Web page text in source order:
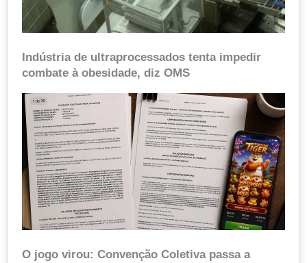
Indústria de ultraprocessados tenta impedir
combate à obesidade, diz OMS
O jogo virou: Convenção Coletiva passa a